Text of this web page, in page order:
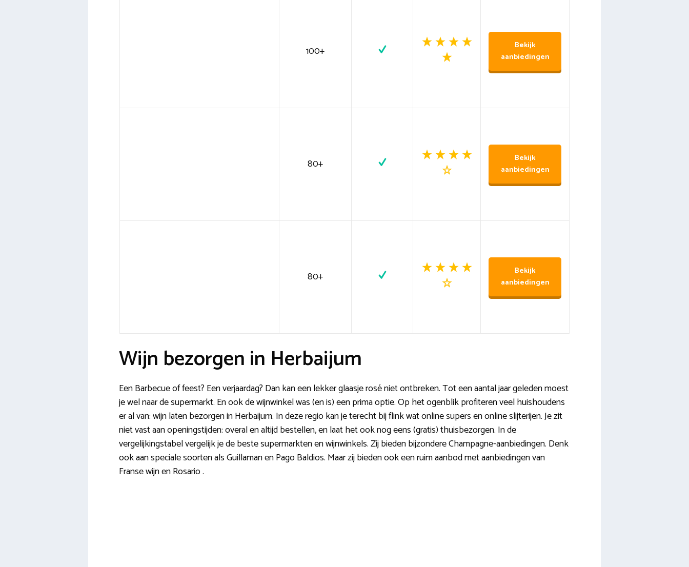
100+
Bekijk
aanbiedingen
80+
Bekijk
aanbiedingen
80+
Bekijk
aanbiedingen
Wijn bezorgen in Herbaijum
Een Barbecue of feest? Een verjaardag? Dan kan een lekker glaasje rosé niet ontbreken. Tot een aantal jaar geleden moest
je wel naar de supermarkt. En ook de wijnwinkel was (en is) een prima optie. Op het ogenblik profiteren veel huishoudens
er al van: wijn laten bezorgen in Herbaijum. In deze regio kan je terecht bij flink wat online supers en online slijterijen. Je zit
niet vast aan openingstijden: overal en altijd bestellen, en laat het ook nog eens (gratis) thuisbezorgen. In de
vergelijkingstabel vergelijk je de beste supermarkten en wijnwinkels. Zij bieden bijzondere Champagne-aanbiedingen. Denk
ook aan speciale soorten als Guillaman en Pago Baldios. Maar zij bieden ook een ruim aanbod met aanbiedingen van
Franse wijn en Rosario .